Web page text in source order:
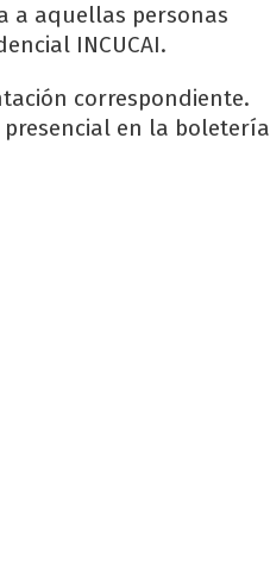
a aquellas personas
INCUCAI.
correspondiente.
en la boletería